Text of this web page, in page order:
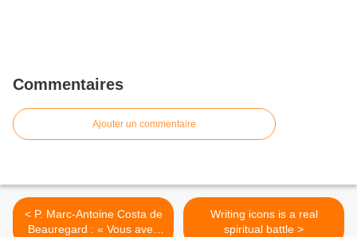
Commentaires
Ajouter un commentaire
< P. Marc-Antoine Costa de
Beauregard : « Vous avez
Writing icons is a real
spiritual battle >